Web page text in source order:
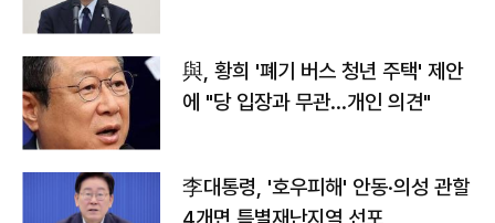
與, 황희 '폐기 버스 청년 주택' 제안
에 "당 입장과 무관…개인 의견"
李대통령, '호우피해' 안동·의성 관할